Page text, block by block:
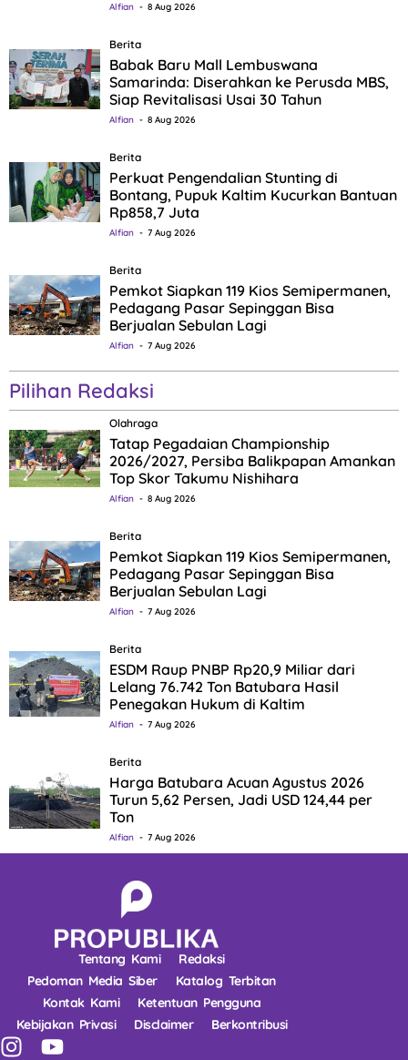
Alfian 8 Aug 2026
Berita
Babak Baru Mall Lembuswana
Samarinda: Diserahkan ke Perusda MBS,
Siap Revitalisasi Usai 30 Tahun
Alfian 8 Aug 2026
Berita
Perkuat Pengendalian Stunting di
Bontang, Pupuk Kaltim Kucurkan Bantuan
Rp858,7 Juta
Alfian 7 Aug 2026
Berita
Pemkot Siapkan 119 Kios Semipermanen,
Pedagang Pasar Sepinggan Bisa
Berjualan Sebulan Lagi
Alfian 7 Aug 2026
Pilihan Redaksi
Olahraga
Tatap Pegadaian Championship
2026/2027, Persiba Balikpapan Amankan
Top Skor Takumu Nishihara
Alfian 8 Aug 2026
Berita
Pemkot Siapkan 119 Kios Semipermanen,
Pedagang Pasar Sepinggan Bisa
Berjualan Sebulan Lagi
Alfian 7 Aug 2026
Berita
ESDM Raup PNBP Rp20,9 Miliar dari
Lelang 76.742 Ton Batubara Hasil
Penegakan Hukum di Kaltim
Alfian 7 Aug 2026
Berita
Harga Batubara Acuan Agustus 2026
Turun 5,62 Persen, Jadi USD 124,44 per
Ton
Alfian 7 Aug 2026
Tentang Kami
Redaksi
Pedoman Media Siber
Katalog Terbitan
Kontak Kami
Ketentuan Pengguna
Kebijakan Privasi
Disclaimer Berkontribusi